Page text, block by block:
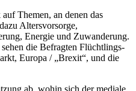
Themen, an denen das
Altersvorsorge,
Energie und Zuwanderung.
sehen die Befragten Flüchtlings­
Europa / „Brexit“, und die
ab, wohin sich der mediale